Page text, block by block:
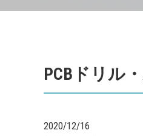
PCBドリル
2020/12/16